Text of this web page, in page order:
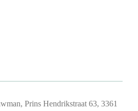
Prins Hendrikstraat 63, 3361